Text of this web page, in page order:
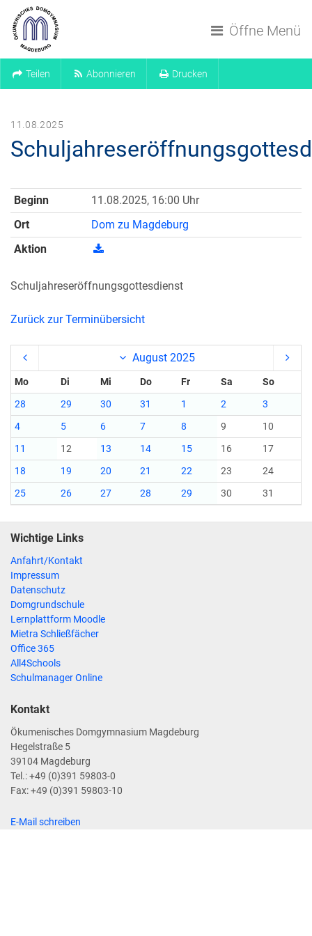
Öffne Menü
Teilen Abonnieren Drucken
11.08.2025
Beginn
11.08.2025, 16:00 Uhr
Ort
Dom zu Magdeburg
Aktion
Schuljahreseröffnungsgottesdienst
Zurück zur Terminübersicht
August 2025
Mo Di Mi Do Fr Sa
So
28
29 30 31 1 2
3
4
5 6 7 8 9
10
11
12 13 14 15 16
17
18
19 20 21 22 23
24
25
26 27 28 29 30 31
Wichtige Links
Anfahrt/Kontakt
Impressum
Datenschutz
Domgrundschule
Lernplattform Moodle
Mietra Schließfächer
Office 365
All4Schools
Schulmanager Online
Kontakt
Ökumenisches Domgymnasium Magdeburg
Hegelstraße 5
39104 Magdeburg
Tel.: +49 (0)391 59803-0
Fax: +49 (0)391 59803-10
E-Mail schreiben